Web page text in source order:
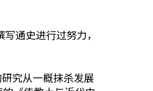
通史进行过努力，
究从一概抹杀发展